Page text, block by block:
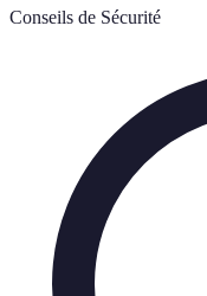
Conseils de Sécurité